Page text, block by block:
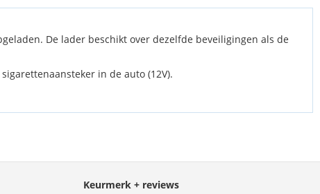
De lader beschikt over dezelfde beveiligingen als de
in de auto (12V).
Keurmerk + reviews